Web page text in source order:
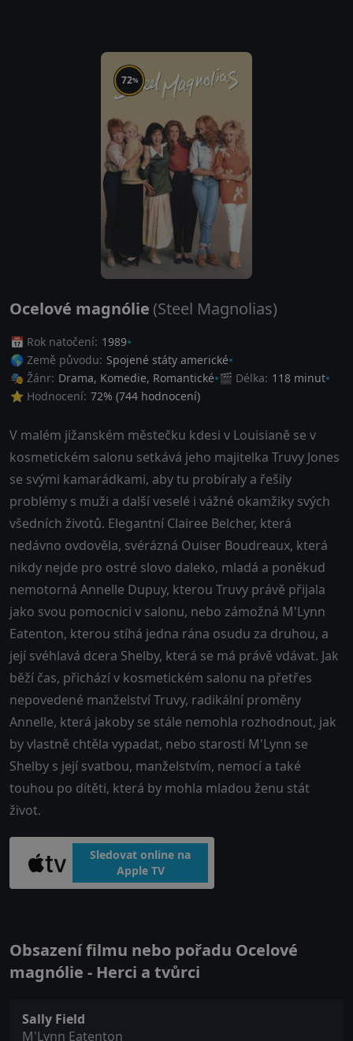
72%
Ocelové magnólie (Steel Magnolias)
📅 Rok natočení: 1989
🌎 Země původu: Spojené státy americké
🎭 Žánr: Drama, Komedie, Romantické 🎬 Délka: 118 minut
⭐ Hodnocení: 72% (744 hodnocení)
V malém jižanském městečku kdesi v Louisianě se v
kosmetickém salonu setkává jeho majitelka Truvy Jones
se svými kamarádkami, aby tu probíraly a řešily
problémy s muži a další veselé i vážné okamžiky svých
všedních životů. Elegantní Clairee Belcher, která
nedávno ovdověla, svérázná Ouiser Boudreaux, která
nikdy nejde pro ostré slovo daleko, mladá a poněkud
nemotorná Annelle Dupuy, kterou Truvy právě přijala
jako svou pomocnici v salonu, nebo zámožná M'Lynn
Eatenton, kterou stíhá jedna rána osudu za druhou, a
její svéhlavá dcera Shelby, která se má právě vdávat. Jak
běží čas, přichází v kosmetickém salonu na přetřes
nepovedené manželství Truvy, radikální proměny
Annelle, která jakoby se stále nemohla rozhodnout, jak
by vlastně chtěla vypadat, nebo starosti M'Lynn se
Shelby s její svatbou, manželstvím, nemocí a také
touhou po dítěti, která by mohla mladou ženu stát
život.
Sledovat online na
Apple TV
Obsazení filmu nebo pořadu Ocelové
magnólie - Herci a tvůrci
Sally Field
M'Lynn Eatenton